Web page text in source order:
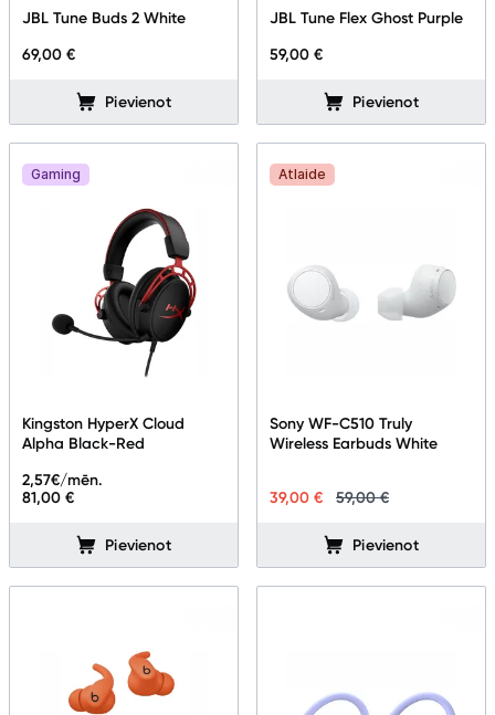
Tet pakalpojumi
Kontakti
JBL Tune Buds 2 White
69,00 €
Pievienot
JBL Tune Flex Ghost Purple
59,00 €
Pievienot
Gaming
Kingston HyperX Cloud
Alpha Black-Red
81,00 €
2,57€/mēn.
Pievienot
Atlaide
Sony WF-C510 Truly
Wireless Earbuds White
39,00 € 59,00 €
Pievienot